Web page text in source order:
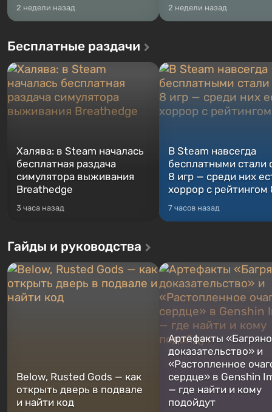
2 недели назад 2 недели назад
Бесплатные раздачи
Халява: в Steam началась
бесплатная раздача
симулятора выживания
Breathedge
3 часа назад
В Steam навсегда
бесплатными стали
8 игр — среди них
хоррор с рейтингом
7 часов назад
Гайды и руководства
Below, Rusted Gods — как
открыть дверь в подвале
и найти код
Артефакты
доказательство» и
«Растопленное
сердце» в Genshin
— где найти и кому
подойдут